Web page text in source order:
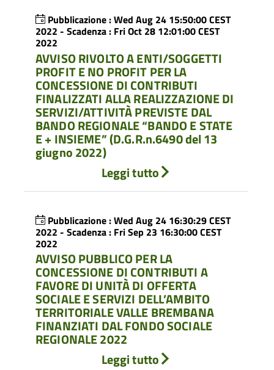
Pubblicazione : Wed Aug 24 15:50:00 CEST
2022 - Scadenza : Fri Oct 28 12:01:00 CEST
2022
AVVISO RIVOLTO A ENTI/SOGGETTI
PROFIT E NO PROFIT PER LA
CONCESSIONE DI CONTRIBUTI
FINALIZZATI ALLA REALIZZAZIONE DI
SERVIZI/ATTIVITÀ PREVISTE DAL
BANDO REGIONALE “BANDO E STATE
E + INSIEME” (D.G.R.n.6490 del 13
giugno 2022)
Leggi tutto
Pubblicazione : Wed Aug 24 16:30:29 CEST
2022 - Scadenza : Fri Sep 23 16:30:00 CEST
2022
AVVISO PUBBLICO PER LA
CONCESSIONE DI CONTRIBUTI A
FAVORE DI UNITÀ DI OFFERTA
SOCIALE E SERVIZI DELL’AMBITO
TERRITORIALE VALLE BREMBANA
FINANZIATI DAL FONDO SOCIALE
REGIONALE 2022
Leggi tutto